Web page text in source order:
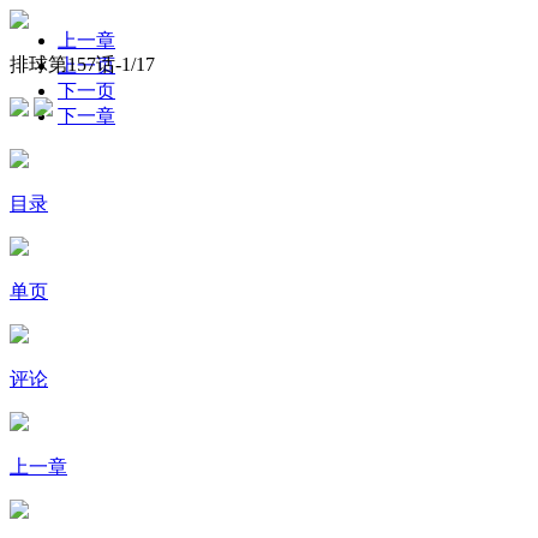
排球第157话-1/17
上一章
上一页
下一页
下一章
目录
单页
评论
上一章